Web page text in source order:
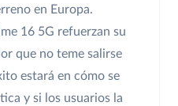
en Europa.
16 5G refuerzan su
que no teme salirse
estará en cómo se
y si los usuarios la